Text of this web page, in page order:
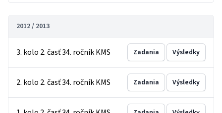
2012 / 2013
3. kolo 2. časť 34. ročník KMS Zadania Výsledky
2. kolo 2. časť 34. ročník KMS Zadania Výsledky